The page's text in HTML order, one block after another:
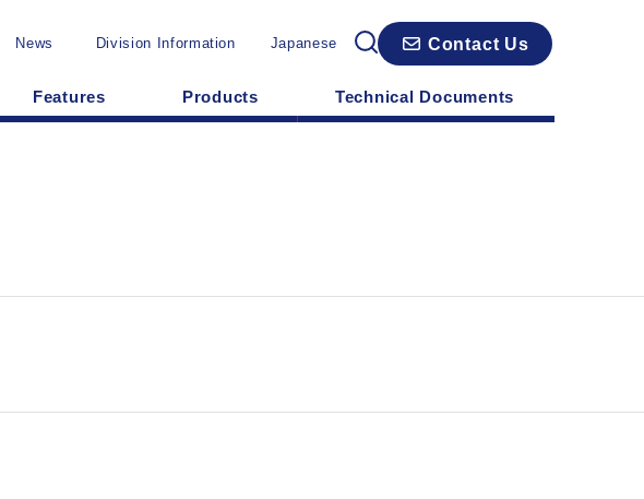
News Division Information Japanese Contact Us
Features Products Technical Documents